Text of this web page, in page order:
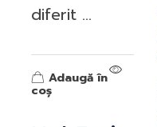
diferit ...
Adaugă în
coș